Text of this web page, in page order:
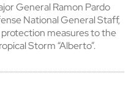
General Ramon Pardo
National General Staff,
measures to the
Storm “Alberto”.